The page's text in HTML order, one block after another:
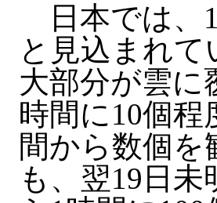
日本では、
と見込まれ
大部分が雲に
時間に10個
間から数個
も、翌19日